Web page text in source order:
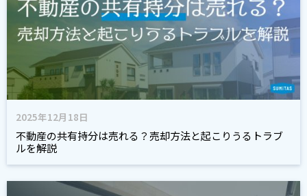
2025年12月18日
不動産の共有持分は売れる？売却方法と起こりうるトラブ
ルを解説